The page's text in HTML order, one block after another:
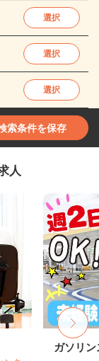
選択
選択
選択
索条件を保存
人
ガソリ